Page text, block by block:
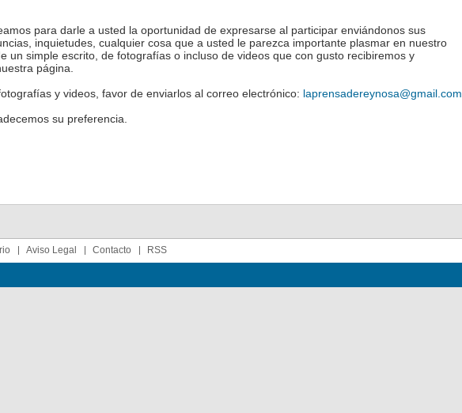
para darle a usted la oportunidad de expresarse al participar enviándonos sus
inquietudes, cualquier cosa que a usted le parezca importante plasmar en nuestro
un simple escrito, de fotografías o incluso de videos que con gusto recibiremos y
página.
y videos, favor de enviarlos al correo electrónico: laprensadereynosa@gmail.com
su preferencia.
Aviso Legal Contacto RSS